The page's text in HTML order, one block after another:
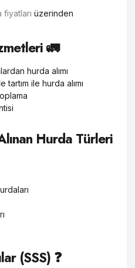
fiyatları üzerinden
🚛
hurda alımı
tartım ile hurda alımı
Hurda Türleri
(SSS) ❓